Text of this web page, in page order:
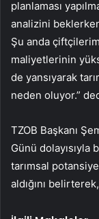
planlaması
analizini
Şu anda
maliyetlerinin
de yansıyarak
neden oluyor.”
TZOB Başkanı
Günü dolayısıyla
tarımsal
aldığını